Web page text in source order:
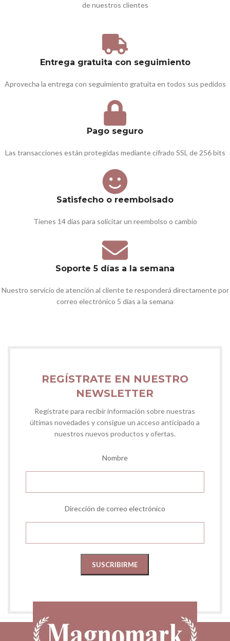
de nuestros clientes
Entrega gratuita con seguimiento
Aprovecha la entrega con seguimiento gratuita en todos sus pedidos
Pago seguro
Las transacciones están protegidas mediante cifrado SSL de 256 bits
Satisfecho o reembolsado
Tienes 14 días para solicitar un reembolso o cambio
Soporte 5 días a la semana
Nuestro servicio de atención al cliente te responderá directamente por
correo electrónico 5 días a la semana
REGÍSTRATE EN NUESTRO
NEWSLETTER
Regístrate para recibir información sobre nuestras
últimas novedades y consigue un acceso anticipado a
nuestros nuevos productos y ofertas.
Nombre
Dirección de correo electrónico